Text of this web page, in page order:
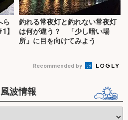
ら
】
釣れる常夜灯と釣れない常夜灯
は何が違う？ 「少し暗い場
所」に目を向けてみよう
Recommended by
波情報